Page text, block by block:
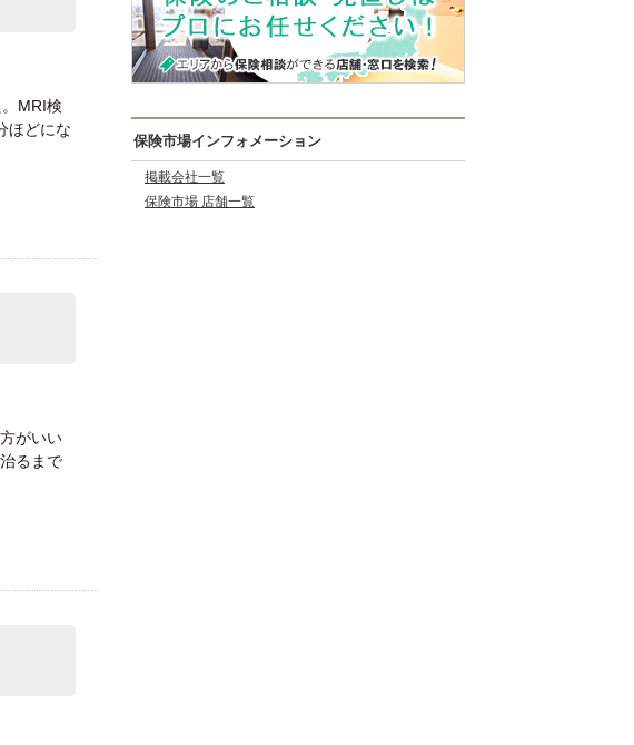
MRI検
ほどにな
がいい
るまで
保険市場インフォメーション
掲載会社一覧
保険市場 店舗一覧